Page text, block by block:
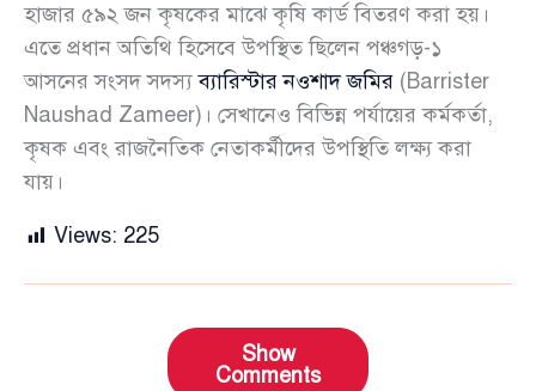
হাজার ৫৯২ জন কৃষকের মাঝে কৃষি কার্ড বিতরণ করা হয়।
এতে প্রধান অতিথি হিসেবে উপস্থিত ছিলেন পঞ্চগড়-১
আসনের সংসদ সদস্যব্যারিস্টার নওশাদ জমির (Barrister
Naushad Zameer)। সেখানেও বিভিন্ন পর্যায়ের কর্মকর্তা,
কৃষক এবং রাজনৈতিক নেতাকর্মীদের উপস্থিতি লক্ষ্য করা
যায়।
Views: 225
Show
Comments